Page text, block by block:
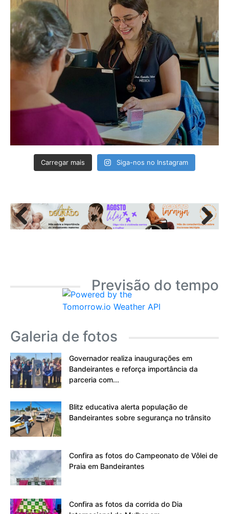
Carregar mais Siga-nos no Instagram
Previous Next
Previsão do tempo
Galeria de fotos
Governador realiza inaugurações em
Bandeirantes e reforça importância da
parceria com...
Blitz educativa alerta população de
Bandeirantes sobre segurança no trânsito
Confira as fotos do Campeonato de Vôlei de
Praia em Bandeirantes
Confira as fotos da corrida do Dia